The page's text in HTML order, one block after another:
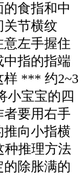
食指和中
关节横纹
左手握住
指的指端
样 *** 约2~3
小宝宝的四
者要用右手
推向小指横
种推理方法
除胀满的